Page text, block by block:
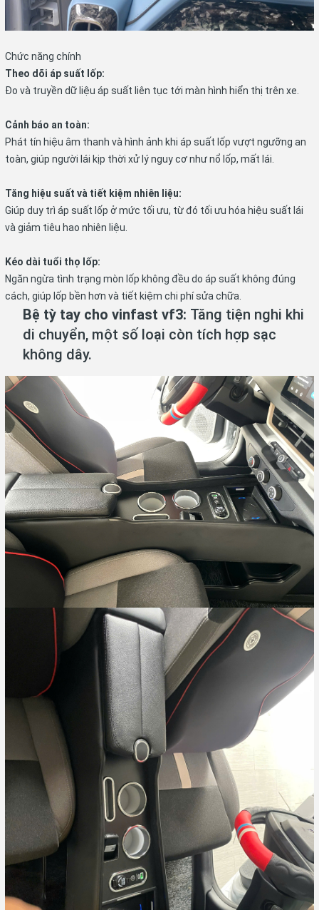
Chức năng chính
Theo dõi áp suất lốp:
Đo và truyền dữ liệu áp suất liên tục tới màn hình hiển thị trên xe.
Cảnh báo an toàn:
Phát tín hiệu âm thanh và hình ảnh khi áp suất lốp vượt ngưỡng an
toàn, giúp người lái kịp thời xử lý nguy cơ như nổ lốp, mất lái.
Tăng hiệu suất và tiết kiệm nhiên liệu:
Giúp duy trì áp suất lốp ở mức tối ưu, từ đó tối ưu hóa hiệu suất lái
và giảm tiêu hao nhiên liệu.
Kéo dài tuổi thọ lốp:
Ngăn ngừa tình trạng mòn lốp không đều do áp suất không đúng
cách, giúp lốp bền hơn và tiết kiệm chi phí sửa chữa.
Bệ tỳ tay cho vinfast vf3: Tăng tiện nghi khi
di chuyển, một số loại còn tích hợp sạc
không dây.